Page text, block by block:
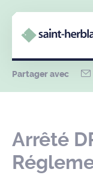
Partager avec
Arrêté